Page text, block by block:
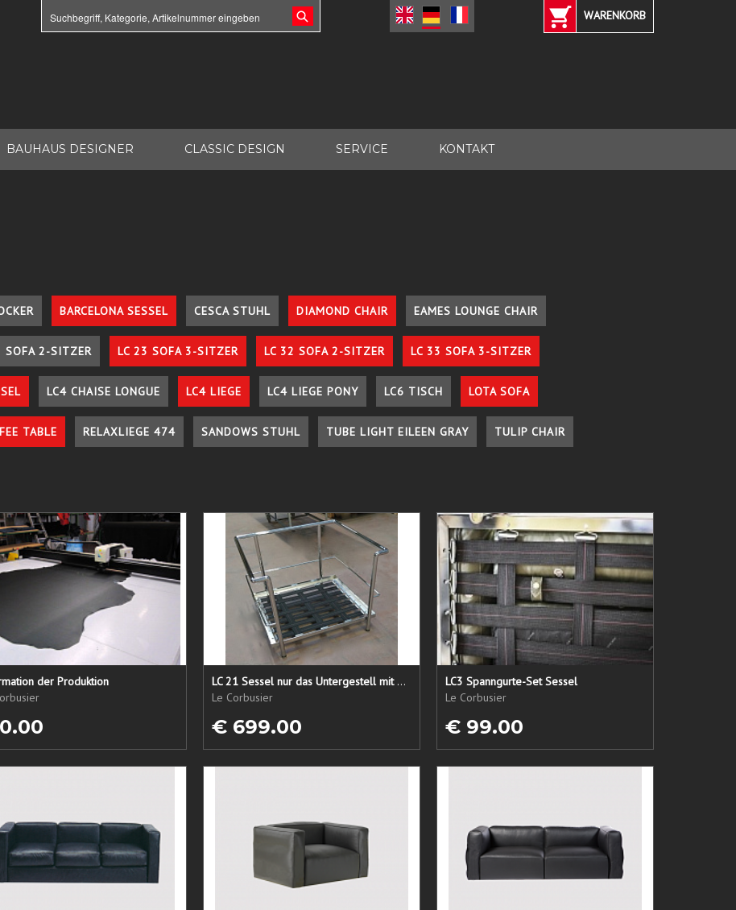
WARENKORB
BAUHAUS DESIGNER CLASSIC DESIGN SERVICE KONTAKT
BARCELONA SESSEL CESCA STUHL DIAMOND CHAIR EAMES LOUNGE CHAIR
SOFA 2-SITZER LC 23 SOFA 3-SITZER LC 32 SOFA 2-SITZER LC 33 SOFA 3-SITZER
LC4 CHAISE LONGUE LC4 LIEGE LC4 LIEGE PONY LC6 TISCH LOTA SOFA
TABLE RELAXLIEGE 474 SANDOWS STUHL TUBE LIGHT EILEEN GRAY TULIP CHAIR
der Produktion
LC 21 Sessel nur das Untergestell mit elastischen Straps
Le Corbusier
€ 699.00
LC3 Spanngurte-Set Sessel
Le Corbusier
€ 99.00